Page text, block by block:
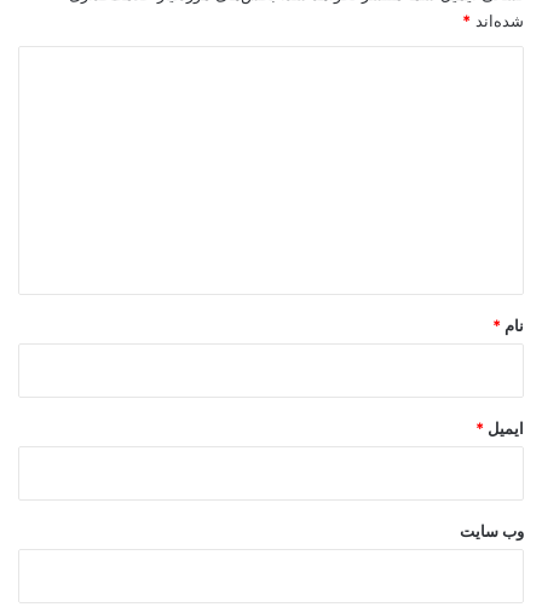
شده‌اند *
نام *
ایمیل *
وب‌ سایت